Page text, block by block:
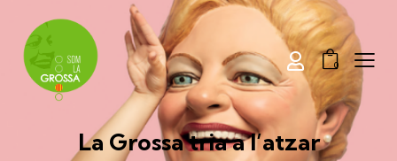
0
La Grossatria a l’atzar